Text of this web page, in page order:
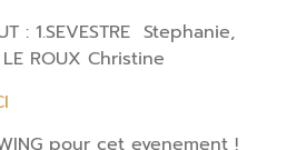
: 1.SEVESTRE Stephanie,
ROUX Christine
pour cet evenement !